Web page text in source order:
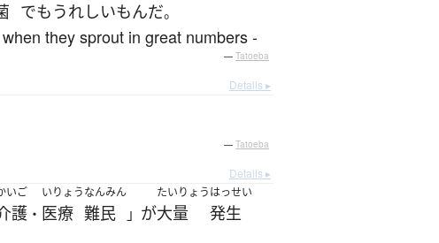
でも うれしいもんだ。
they sprout in great numbers -
— Tatoeba
Details ▸
— Tatoeba
Details ▸
いご
護 ・
いりょう
医療
なんみん
難民 」 が
たいりょう
大量
はっせい
発生